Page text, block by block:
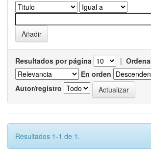
Resultados por página |
En orden
Autor/registro
Resultados 1-1 de 1.